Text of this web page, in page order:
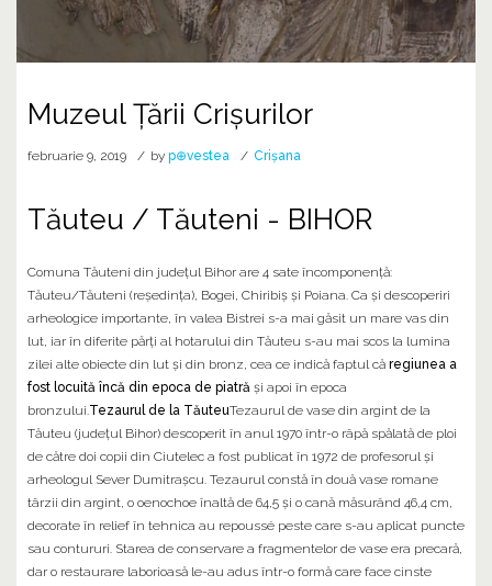
Muzeul Țării Crișurilor
februarie 9, 2019 by p⊕vestea Crișana
Tăuteu / Tăuteni - BIHOR
Comuna Tăuteni din județul Bihor are 4 sate încomponență:
Tăuteu/Tăuteni (reședința), Bogei, Chiribiș și Poiana. Ca și descoperiri
arheologice importante, în valea Bistrei s-a mai găsit un mare vas din
lut, iar în diferite părţi al hotarului din Tăuteu s-au mai scos la lumina
zilei alte obiecte din lut și din bronz, cea ce indică faptul că regiunea a
fost locuită încă din epoca de piatră și apoi în epoca
bronzului.Tezaurul de la TăuteuTezaurul de vase din argint de la
Tăuteu (județul Bihor) descoperit în anul 1970 într-o râpă spălată de ploi
de către doi copii din Ciutelec a fost publicat în 1972 de profesorul și
arheologul Sever Dumitrașcu. Tezaurul constă în două vase romane
târzii din argint, o oenochoe înaltă de 64,5 şi o cană măsurând 46,4 cm,
decorate în relief în tehnica au repoussé peste care s-au aplicat puncte
sau contururi. Starea de conservare a fragmentelor de vase era precară,
dar o restaurare laborioasă le-au adus într-o formă care face cinste